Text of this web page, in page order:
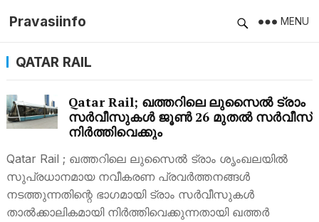
Pravasiinfo MENU
QATAR RAIL
Qatar Rail; ഖത്തറിലെ ലുസൈൽ ട്രാം
സർവീസുകൾ ജൂൺ 26 മുതൽ സർവീസ്
നിർത്തിവെക്കും
Qatar Rail ; ഖത്തറിലെ ലുസൈൽ ട്രാം ശൃംഖലയിൽ
സുപ്രധാനമായ നവീകരണ പ്രവർത്തനങ്ങൾ
നടത്തുന്നതിന്റെ ഭാഗമായി ട്രാം സർവീസുകൾ
താൽക്കാലികമായി നിർത്തിവെക്കുന്നതായി ഖത്തർ